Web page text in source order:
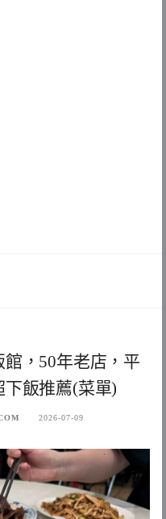
館，50年老店，平
飯推薦(菜單)
2026-07-09